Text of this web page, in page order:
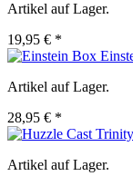
Artikel auf Lager.
19,95 € *
Artikel auf Lager.
28,95 € *
Artikel auf Lager.